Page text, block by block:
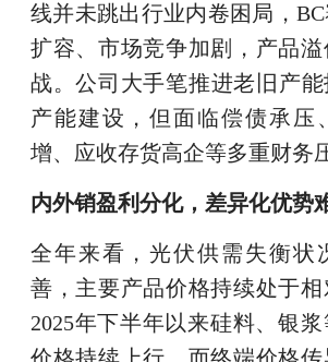
线并未跳出行业内卷困局，
扩容、市场竞争加剧，产品
战。公司大手笔推进老旧产
产能建设，但面临偿债承压
增、应收存货高企等多重财务
内外销盈利分化，差异化优势
全年来看，光伏供需失衡状
善，主要产品价格持续处于
2025年下半年以来硅料、银